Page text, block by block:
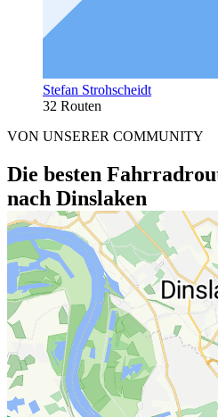
Stefan Strohscheidt
32 Routen
VON UNSERER COMMUNITY
Die besten
nach Dinslaken